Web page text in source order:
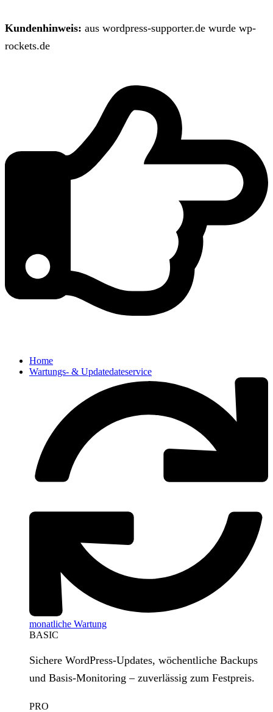
Kundenhinweis: aus wordpress-supporter.de wurde wp-
rockets.de
Home
Wartungs- & Updatedateservice
monatliche Wartung
BASIC
Sichere WordPress‑Updates, wöchentliche Backups
und Basis‑Monitoring – zuverlässig zum Festpreis.
PRO